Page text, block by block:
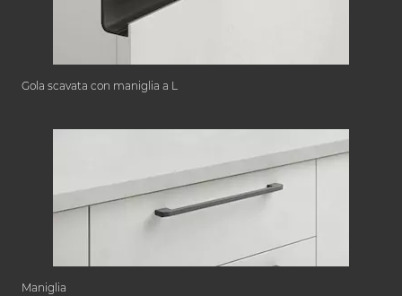
Gola scavata con maniglia a L
Maniglia